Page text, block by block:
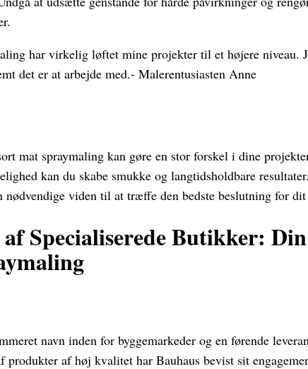
har virkelig løftet mine projekter til et højere niveau.
det er at arbejde med.- Malerentusiasten Anne
mat spraymaling kan gøre en stor forskel i dine
kan du skabe smukke og langtidsholdbare
nødvendige viden til at træffe den bedste beslutning for
af Specialiserede Butikker:
navn inden for byggemarkeder og en førende
produkter af høj kvalitet har Bauhaus bevist sit